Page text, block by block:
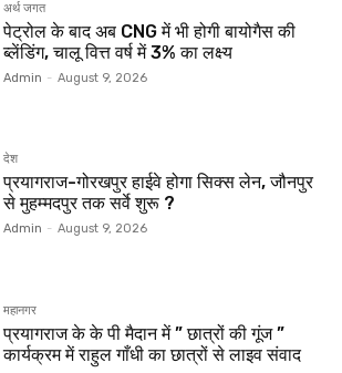
अर्थ जगत
पेट्रोल के बाद अब CNG में भी होगी बायोगैस की
ब्लेंडिंग, चालू वित्त वर्ष में 3% का लक्ष्य
Admin - August 9, 2026
देश
प्रयागराज-गोरखपुर हाईवे होगा सिक्स लेन, जौनपुर
से मुहम्मदपुर तक सर्वे शुरू ?
Admin - August 9, 2026
महानगर
प्रयागराज के के पी मैदान में ” छात्रों की गूंज ”
कार्यक्रम में राहुल गाँधी का छात्रों से लाइव संवाद